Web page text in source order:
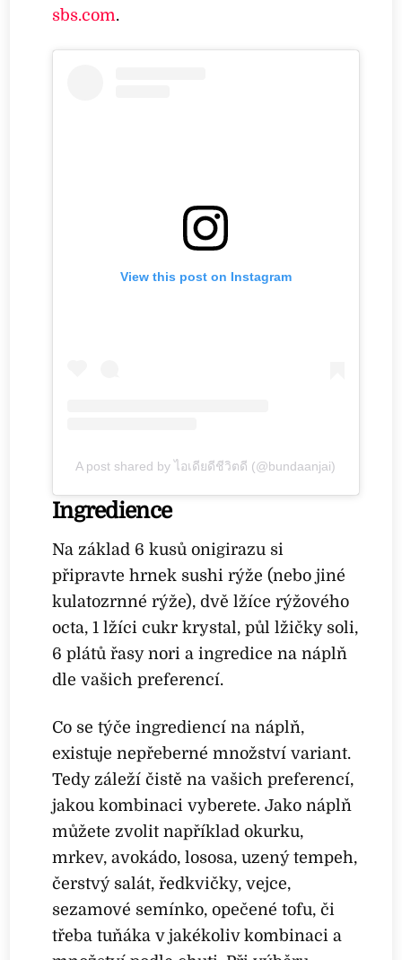
sbs.com.
View this post on Instagram
A post shared by ไอเดียดีชีวิตดี (@bundaanjai)
Ingredience
Na základ 6 kusů onigirazu si
připravte hrnek sushi rýže (nebo jiné
kulatozrnné rýže), dvě lžíce rýžového
octa, 1 lžíci cukr krystal, půl lžičky soli,
6 plátů řasy nori a ingredice na náplň
dle vašich preferencí.
Co se týče ingrediencí na náplň,
existuje nepřeberné množství variant.
Tedy záleží čistě na vašich preferencí,
jakou kombinaci vyberete. Jako náplň
můžete zvolit například okurku,
mrkev, avokádo, lososa, uzený tempeh,
čerstvý salát, ředkvičky, vejce,
sezamové semínko, opečené tofu, či
třeba tuňáka v jakékoliv kombinaci a